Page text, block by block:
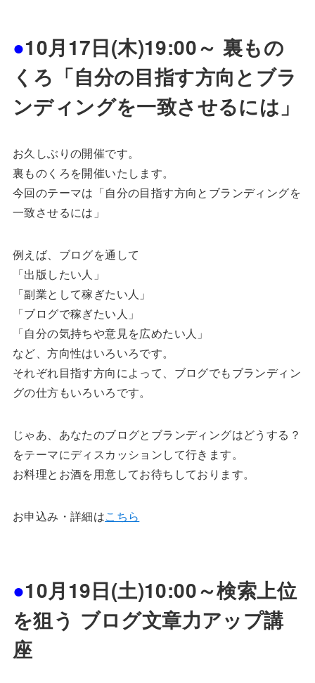
●10月17日(木)19:00～ 裏もの
くろ「自分の目指す方向とブラ
ンディングを一致させるには」
お久しぶりの開催です。
裏ものくろを開催いたします。
今回のテーマは「自分の目指す方向とブランディングを
一致させるには」
例えば、ブログを通して
「出版したい人」
「副業として稼ぎたい人」
「ブログで稼ぎたい人」
「自分の気持ちや意見を広めたい人」
など、方向性はいろいろです。
それぞれ目指す方向によって、ブログでもブランディン
グの仕方もいろいろです。
じゃあ、あなたのブログとブランディングはどうする？
をテーマにディスカッションして行きます。
お料理とお酒を用意してお待ちしております。
お申込み・詳細はこちら
●10月19日(土)10:00～検索上位
を狙う ブログ文章力アップ講
座